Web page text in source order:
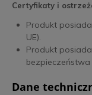
Certyfikaty i
Produkt
UE).
Produkt
Dane